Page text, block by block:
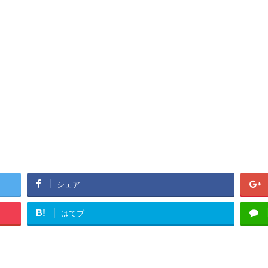
シェア
B! はてブ